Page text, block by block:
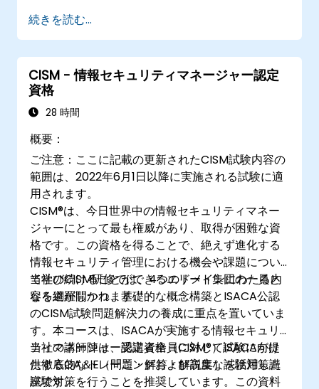
行可能になる
続きを読む...
CISM - 情報セキュリティマネージャー認定
資格
28 時間
概要：
ご注意：ここに記載の更新されたCISM試験内容の
範囲は、2022年6月1日以降に実施される試験に適
用されます。
CISM®は、今日世界中の情報セキュリティマネー
ジャーにとって最も権威があり、取得が困難な資
格です。この資格を得ることで、絶えず進化する
情報セキュリティ管理における機会や課題につい
て学び続けることができるエリート集団の一員と
なる道が開かれます。
当社のCISM研修では、4つのドメインにわたる内
容を網羅しつつ、基礎的な概念構築とISACA公認
のCISM試験問題解決力の養成に重点を置いていま
す。本コースは、ISACAが実施する情報セキュリ
ティマネージャー認定資格（CISM®）試験に向け
た徹底的なトレーニングおよび高度な試験対策講
座です。
当社の講師陣は、受講者全員に対してISACAが提
供するQA＆E（問題・解答・解説集）を活用した
試験対策を行うことを推奨しています。この資料